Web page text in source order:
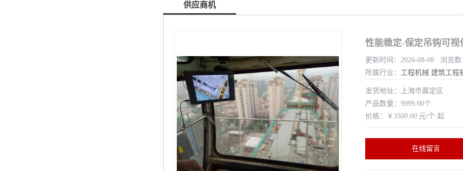
供应商机
性能稳定-保定吊钩可视
更新时间：2026-08-08 浏览数
所属行业： 工程机械 建筑工程
发货地址：上海市嘉定区
产品数量：9999.00个
价格：￥ 3500.00 元/个 起
在线留言